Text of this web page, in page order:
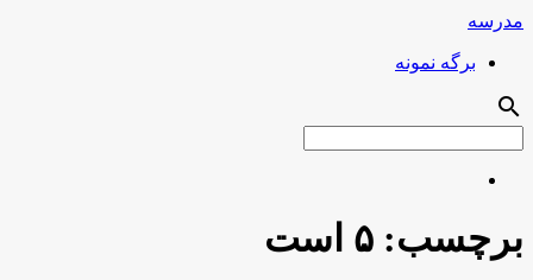
مدرسه
برگه نمونه
search
برچسب: ۵ است